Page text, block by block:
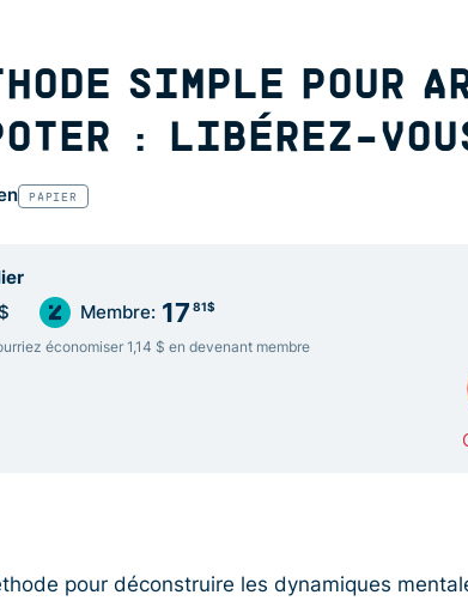
SIMPLE POUR
: LIBÉREZ-
PAPIER
Membre: 17 81$
économiser 1,14 $ en devenant membre
pour déconstruire les dynamiques